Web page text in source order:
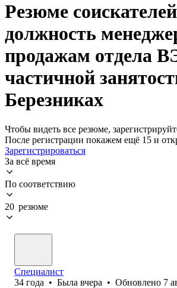
Резюме
должность
продажам отдела
частичной
Березниках
Чтобы видеть все резюме,
После регистрации покажем ещё 15 и
Зарегистрироваться
За всё время
По соответствию
20 резюме
Специалист
34 года • Была вчера • Обновлено 7